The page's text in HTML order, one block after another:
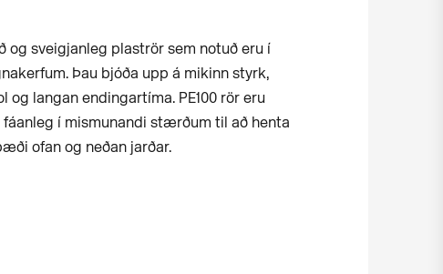
og sveigjanleg plaströr sem notuð eru í
Þau bjóða upp á mikinn styrk,
langan endingartíma. PE100 rör eru
í mismunandi stærðum til að henta
ofan og neðan jarðar.